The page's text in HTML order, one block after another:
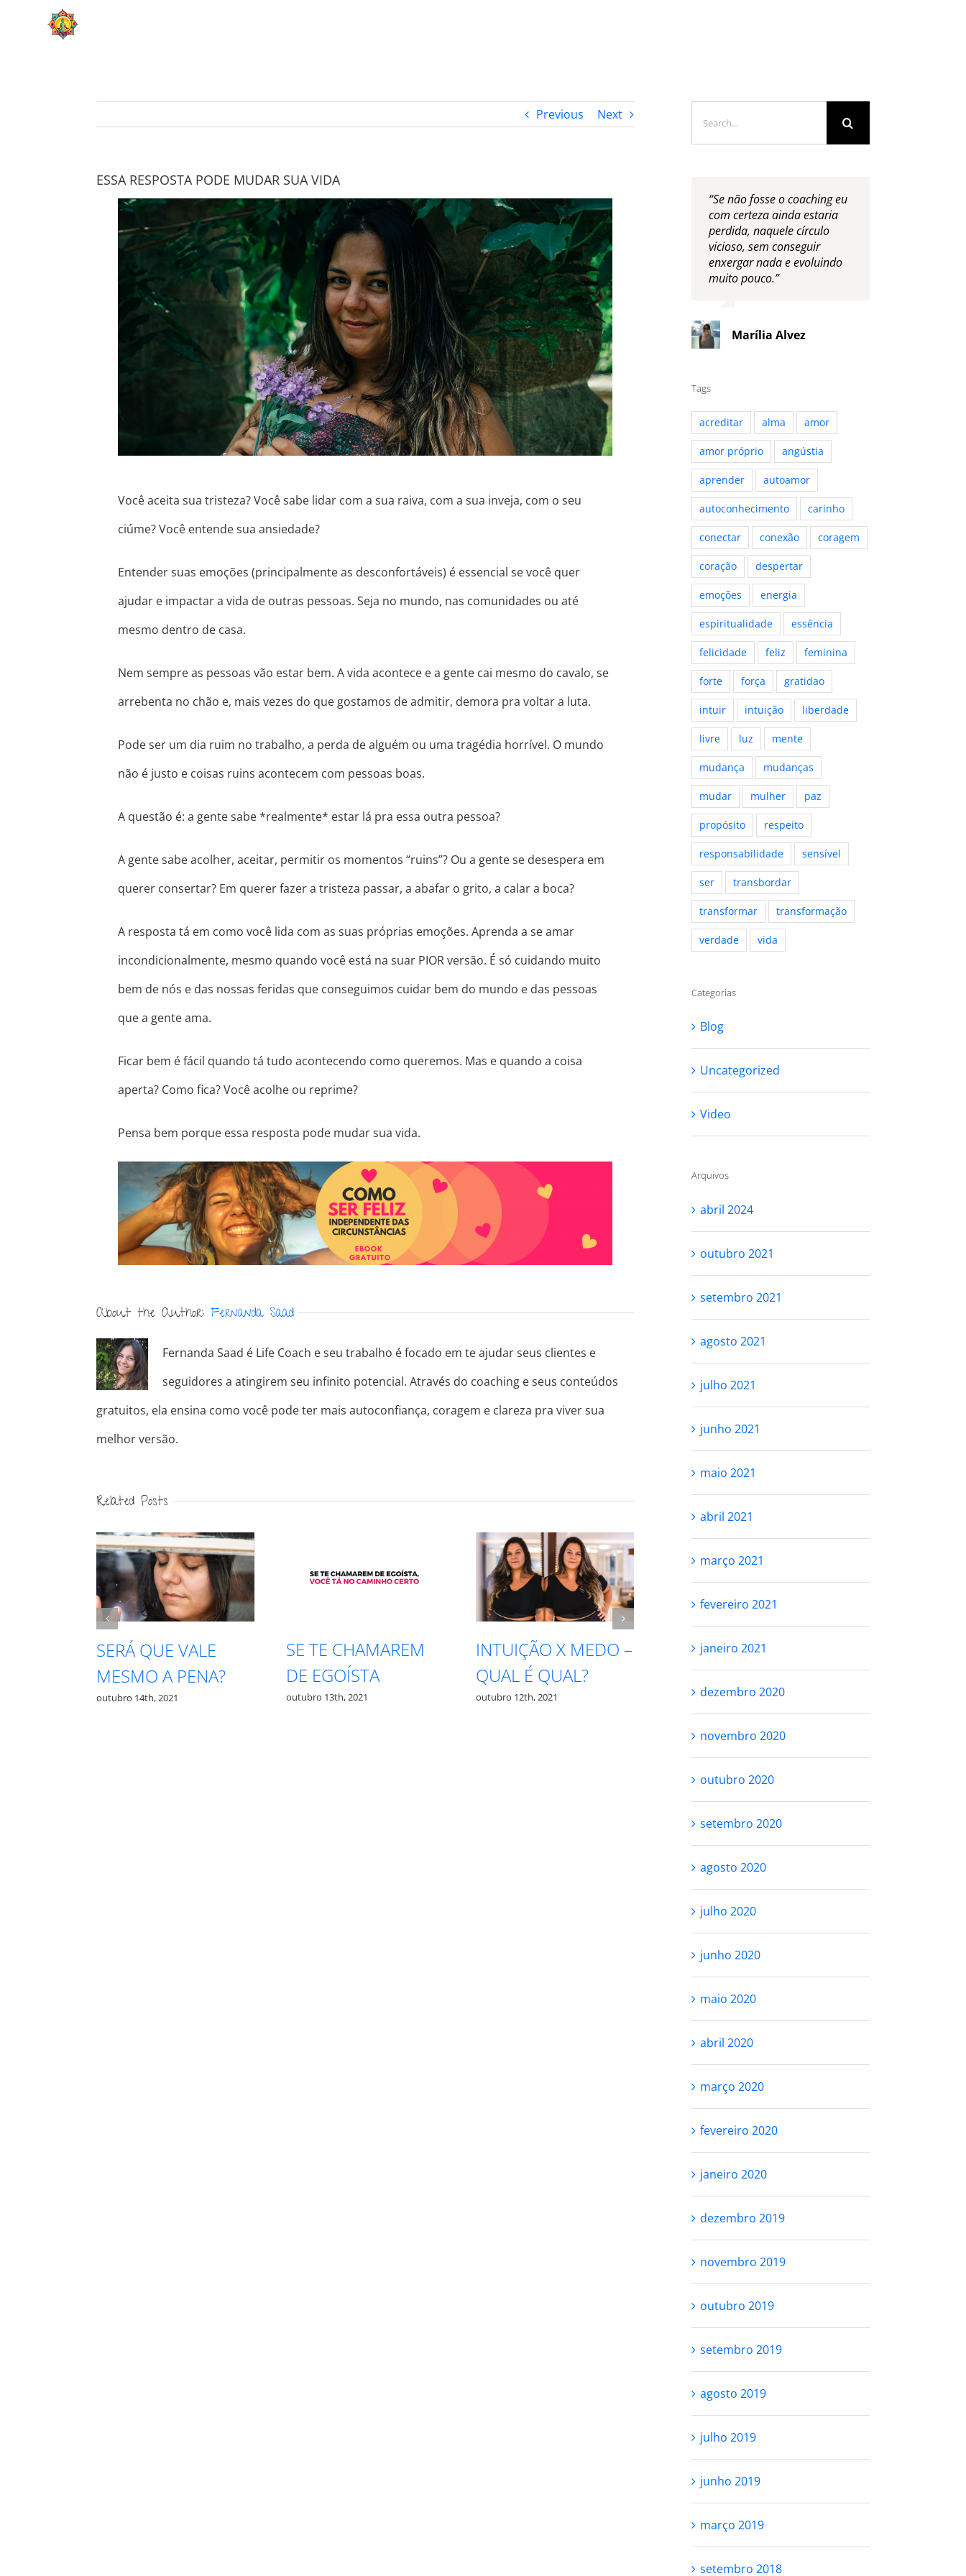
Previous Next
ESSA RESPOSTA PODE MUDAR SUA VIDA
Você aceita sua tristeza? Você sabe lidar com a sua raiva, com a sua inveja, com o seu
ciúme? Você entende sua ansiedade?
Entender suas emoções (principalmente as desconfortáveis) é essencial se você quer
ajudar e impactar a vida de outras pessoas. Seja no mundo, nas comunidades ou até
mesmo dentro de casa.
Nem sempre as pessoas vão estar bem. A vida acontece e a gente cai mesmo do cavalo, se
arrebenta no chão e, mais vezes do que gostamos de admitir, demora pra voltar a luta.
Pode ser um dia ruim no trabalho, a perda de alguém ou uma tragédia horrível. O mundo
não é justo e coisas ruins acontecem com pessoas boas.
A questão é: a gente sabe *realmente* estar lá pra essa outra pessoa?
A gente sabe acolher, aceitar, permitir os momentos “ruins”? Ou a gente se desespera em
querer consertar? Em querer fazer a tristeza passar, a abafar o grito, a calar a boca?
A resposta tá em como você lida com as suas próprias emoções. Aprenda a se amar
incondicionalmente, mesmo quando você está na suar PIOR versão. É só cuidando muito
bem de nós e das nossas feridas que conseguimos cuidar bem do mundo e das pessoas
que a gente ama.
Ficar bem é fácil quando tá tudo acontecendo como queremos. Mas e quando a coisa
aperta? Como fica? Você acolhe ou reprime?
Pensa bem porque essa resposta pode mudar sua vida.
About the Author:Fernanda Saad
Fernanda Saad é Life Coach e seu trabalho é focado em te ajudar seus clientes e
seguidores a atingirem seu infinito potencial. Através do coaching e seus conteúdos
gratuitos, ela ensina como você pode ter mais autoconfiança, coragem e clareza pra viver sua
melhor versão.
Related Posts
SE TE CHAMAREM
DE EGOÍSTA
outubro 13th, 2021
INTUIÇÃO X MEDO –
QUAL É QUAL?
outubro 12th, 2021
RESPEITE SEU
PROCESSO
outubro 27th, 2021
VOCÊ NÃO PRECISA
SER PERFEITA PRA
MESMO A PENA?
for:
“Se não fosse o coaching eu
com certeza ainda estaria
perdida, naquele círculo
vicioso, sem conseguir
enxergar nada e evoluindo
muito pouco.”
Marília Alvez
Tags
acreditar alma amor
amor próprio angústia
aprender autoamor
autoconhecimento carinho
conectar conexão coragem
coração despertar
emoções energia
espiritualidade essência
felicidade feliz feminina
forte força gratidao
intuir intuição liberdade
livre luz mente
mudança mudanças
mudar mulher paz
propósito respeito
responsabilidade sensível
ser transbordar
transformar transformação
verdade vida
Categorias
Blog
Uncategorized
Video
Arquivos
abril 2024
outubro 2021
setembro 2021
agosto 2021
julho 2021
junho 2021
maio 2021
abril 2021
março 2021
fevereiro 2021
janeiro 2021
dezembro 2020
novembro 2020
outubro 2020
setembro 2020
agosto 2020
julho 2020
junho 2020
maio 2020
abril 2020
março 2020
fevereiro 2020
janeiro 2020
dezembro 2019
novembro 2019
outubro 2019
setembro 2019
agosto 2019
julho 2019
junho 2019
março 2019
setembro 2018